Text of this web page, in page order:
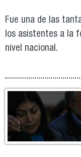
Fue una de las
los asistentes a la
nivel nacional.